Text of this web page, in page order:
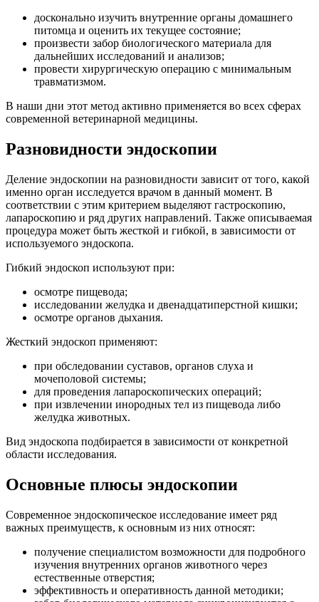
досконально изучить внутренние органы домашнего
питомца и оценить их текущее состояние;
произвести забор биологического материала для
дальнейших исследований и анализов;
провести хирургическую операцию с минимальным
травматизмом.
В наши дни этот метод активно применяется во всех сферах
современной ветеринарной медицины.
Разновидности эндоскопии
Деление эндоскопии на разновидности зависит от того, какой
именно орган исследуется врачом в данный момент. В
соответствии с этим критерием выделяют гастроскопию,
лапароскопию и ряд других направлений. Также описываемая
процедура может быть жесткой и гибкой, в зависимости от
используемого эндоскопа.
Гибкий эндоскоп используют при:
осмотре пищевода;
исследовании желудка и двенадцатиперстной кишки;
осмотре органов дыхания.
Жесткий эндоскоп применяют:
при обследовании суставов, органов слуха и
мочеполовой системы;
для проведения лапароскопических операций;
при извлечении инородных тел из пищевода либо
желудка животных.
Вид эндоскопа подбирается в зависимости от конкретной
области исследования.
Основные плюсы эндоскопии
Современное эндоскопическое исследование имеет ряд
важных преимуществ, к основным из них относят:
получение специалистом возможности для подробного
изучения внутренних органов животного через
естественные отверстия;
эффективность и оперативность данной методики;